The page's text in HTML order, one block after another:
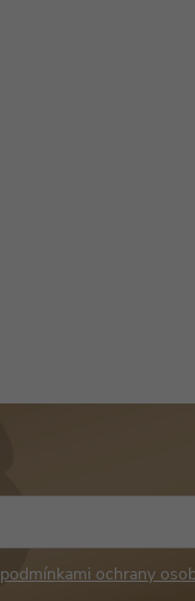
podmínkami ochrany